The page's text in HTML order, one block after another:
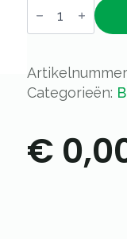
staander
-
Categorieën:
€